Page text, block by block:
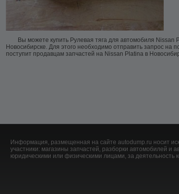
Вы можете купить Рулевая тяга для автомобиля Nissan
Новосибирске. Для этого необходимо отправить запрос на
поступит продавцам запчастей на Nissan Platina в
Информация, размещенная на сайте autodump.ru носит
участники: магазины запчастей, разборки автомобилей
юридическими или физическими лицами, за деятельность